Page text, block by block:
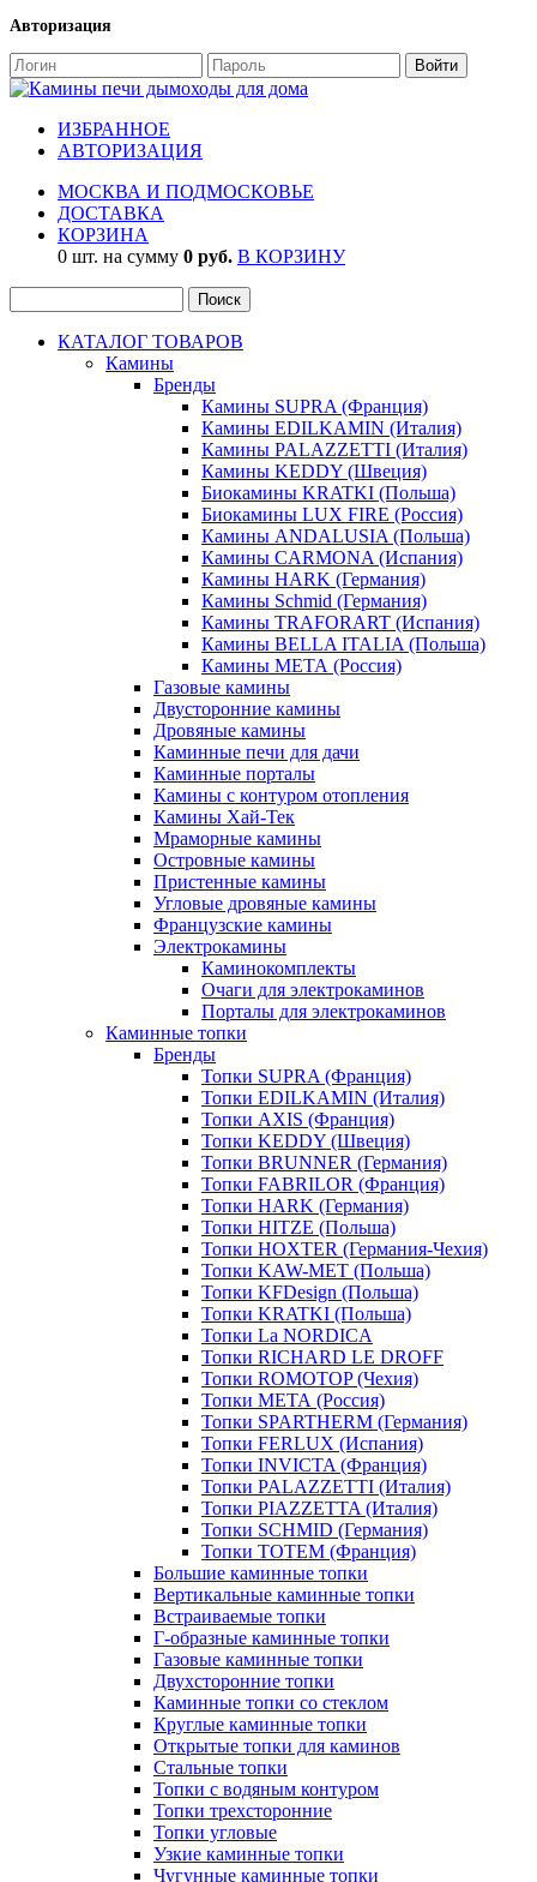
Авторизация
ИЗБРАННОЕ
АВТОРИЗАЦИЯ
МОСКВА И ПОДМОСКОВЬЕ
ДОСТАВКА
КОРЗИНА
0 шт. на сумму 0 руб. В КОРЗИНУ
КАТАЛОГ ТОВАРОВ
Камины
Бренды
Камины SUPRA (Франция)
Камины EDILKAMIN (Италия)
Камины PALAZZETTI (Италия)
Камины KEDDY (Швеция)
Биокамины KRATKI (Польша)
Биокамины LUX FIRE (Россия)
Камины ANDALUSIA (Польша)
Камины CARMONA (Испания)
Камины HARK (Германия)
Камины Schmid (Германия)
Камины TRAFORART (Испания)
Камины BELLA ITALIA (Польша)
Камины МЕТА (Россия)
Газовые камины
Двусторонние камины
Дровяные камины
Каминные печи для дачи
Каминные порталы
Камины с контуром отопления
Камины Хай-Тек
Мраморные камины
Островные камины
Пристенные камины
Угловые дровяные камины
Французские камины
Электрокамины
Каминокомплекты
Очаги для электрокаминов
Порталы для электрокаминов
Каминные топки
Бренды
Топки SUPRA (Франция)
Топки EDILKAMIN (Италия)
Топки AXIS (Франция)
Топки KEDDY (Швеция)
Топки BRUNNER (Германия)
Топки FABRILOR (Франция)
Топки HARK (Германия)
Топки HITZE (Польша)
Топки HOXTER (Германия-Чехия)
Топки KAW-MET (Польша)
Топки KFDesign (Польша)
Топки KRATKI (Польша)
Топки La NORDICA
Топки RICHARD LE DROFF
Топки ROMOTOP (Чехия)
Топки МЕТА (Россия)
Топки SPARTHERM (Германия)
Топки FERLUX (Испания)
Топки INVICTA (Франция)
Топки PALAZZETTI (Италия)
Топки PIAZZETTA (Италия)
Топки SCHMID (Германия)
Топки TOTEM (Франция)
Большие каминные топки
Вертикальные каминные топки
Встраиваемые топки
Г-образные каминные топки
Газовые каминные топки
Двухсторонние топки
Каминные топки со стеклом
Круглые каминные топки
Открытые топки для каминов
Стальные топки
Топки с водяным контуром
Топки трехсторонние
Топки угловые
Узкие каминные топки
Чугунные каминные топки